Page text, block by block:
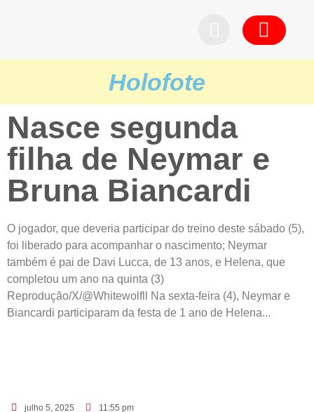
Holofote
Nasce segunda
filha de Neymar e
Bruna Biancardi
O jogador, que deveria participar do treino deste sábado (5),
foi liberado para acompanhar o nascimento; Neymar
também é pai de Davi Lucca, de 13 anos, e Helena, que
completou um ano na quinta (3)
Reprodução/X/@Whitewolfll Na sexta-feira (4), Neymar e
Biancardi participaram da festa de 1 ano de Helena...
julho 5, 2025 11:55 pm